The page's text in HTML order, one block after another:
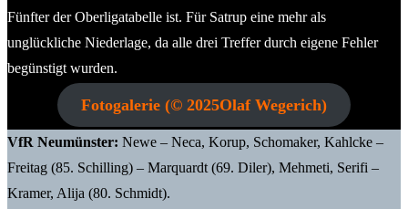
Fünfter der Oberligatabelle ist. Für Satrup eine mehr als
unglückliche Niederlage, da alle drei Treffer durch eigene Fehler
begünstigt wurden.
Fotogalerie (© 2025Olaf Wegerich)
VfR Neumünster: Newe – Neca, Korup, Schomaker, Kahlcke –
Freitag (85. Schilling) – Marquardt (69. Diler), Mehmeti, Serifi –
Kramer, Alija (80. Schmidt).